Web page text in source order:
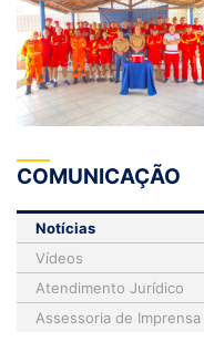
COMUNICAÇÃO
Notícias
Vídeos
Atendimento Jurídico
Assessoria de Imprensa